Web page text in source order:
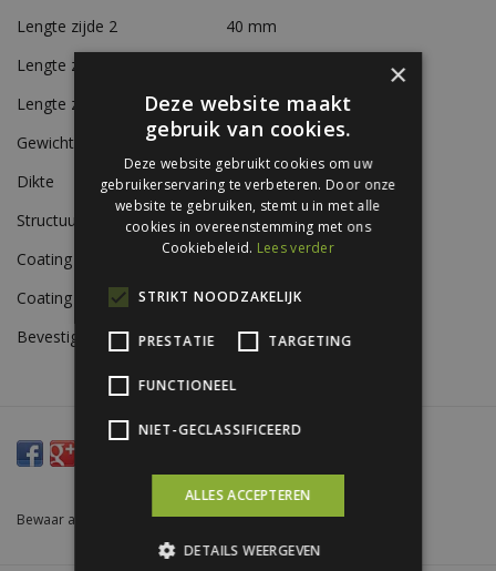
Lengte zijde 2
40 mm
Lengte zijde 3
Lengte zijde 4
15 mm
Gewicht
Ca. 0,7 kg/m
Dikte
0,56 mm
Structuur
Glad
Coating A-zijde
Siliconen polyestercoating
Coating B-zijde
Beschermlak RAL 9002
Bevestiging
Zelfborende schroeven
Bewaar als favoriet Toevoegen om te vergelijken/Afdrukken
×
Deze website maakt
gebruik van cookies.
Deze website gebruikt cookies om uw
gebruikerservaring te verbeteren. Door onze
website te gebruiken, stemt u in met alle
cookies in overeenstemming met ons
Cookiebeleid. Lees verder
STRIKT NOODZAKELIJK
PRESTATIE TARGETING
FUNCTIONEEL
NIET-GECLASSIFICEERD
ALLES ACCEPTEREN
DETAILS WEERGEVEN